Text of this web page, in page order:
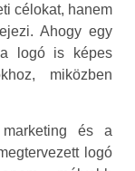
célokat, hanem
Ahogy egy
logó is képes
miközben
és a
logó